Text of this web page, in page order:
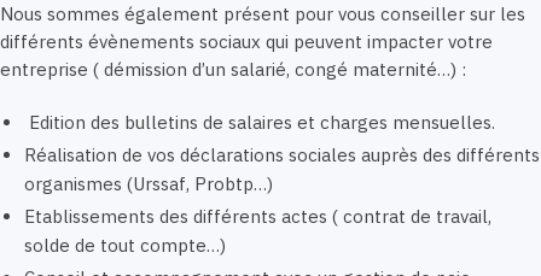
Nous sommes également présent pour vous conseiller sur les
différents évènements sociaux qui peuvent impacter votre
entreprise ( démission d’un salarié, congé maternité…) :
Edition des bulletins de salaires et charges mensuelles.
Réalisation de vos déclarations sociales auprès des différents
organismes (Urssaf, Probtp…)
Etablissements des différents actes ( contrat de travail,
solde de tout compte…)